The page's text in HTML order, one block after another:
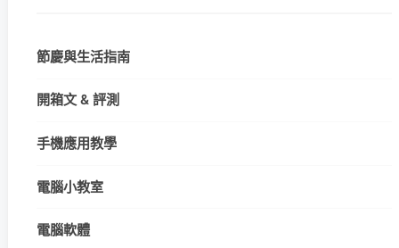
節慶與生活指南
開箱文 & 評測
手機應用教學
電腦小教室
電腦軟體